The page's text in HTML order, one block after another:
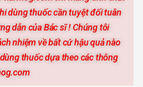
dùng thuốc cần tuyệt đối tuân
dẫn của Bác sĩ ! Chúng tôi
nhiệm về bất cứ hậu quả nào
thuốc dựa theo các thông